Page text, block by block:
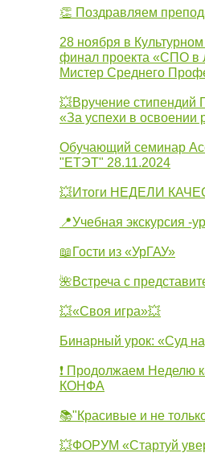
👏 Поздравляем
28 ноября в
финал проекта «СПО в
Мистер Среднего
💥Вручение стипендий
«За успехи в освоении
Обучающий семинар
"ЕТЭТ" 28.11.2024
💥Итоги НЕДЕЛИ
📍Учебная экскурсия -
📖Гости из «УрГАУ»
🌺Встреча с
💥«Своя игра»💥
Бинарный урок: «Суд
❗ Продолжаем Неделю
КОНФА
📚"Красивые и не
💥ФОРУМ «Стартуй